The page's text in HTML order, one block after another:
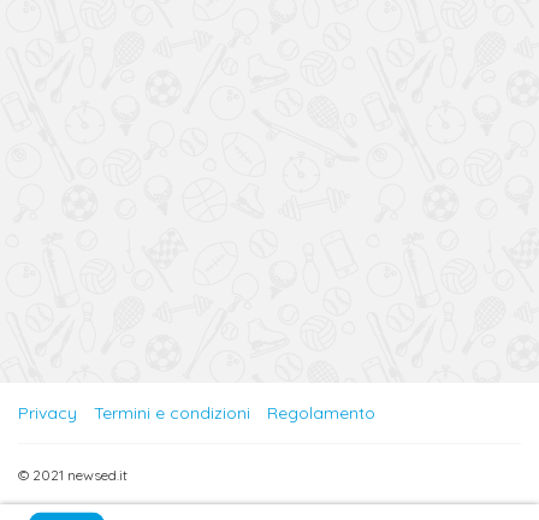
Privacy Termini e condizioni Regolamento
© 2021 newsed.it